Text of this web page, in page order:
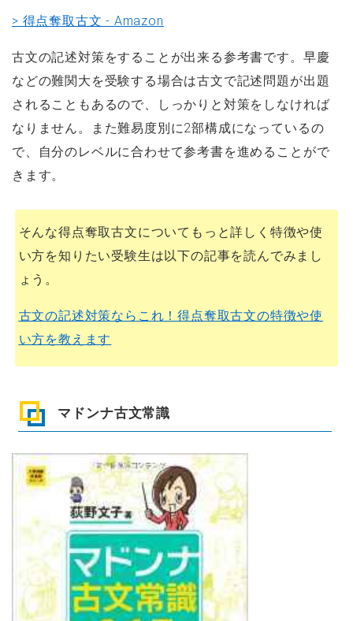
> 得点奪取古文 - Amazon
古文の記述対策をすることが出来る参考書です。早慶
などの難関大を受験する場合は古文で記述問題が出題
されることもあるので、しっかりと対策をしなければ
なりません。また難易度別に2部構成になっているの
で、自分のレベルに合わせて参考書を進めることがで
きます。
そんな得点奪取古文についてもっと詳しく特徴や使
い方を知りたい受験生は以下の記事を読んでみまし
ょう。
古文の記述対策ならこれ！得点奪取古文の特徴や使
い方を教えます
マドンナ古文常識